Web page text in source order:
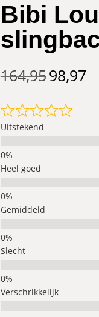
Bibi
164,9598,97
Uitstekend
Heel goed
Gemiddeld
Slecht
Verschrikkelijk